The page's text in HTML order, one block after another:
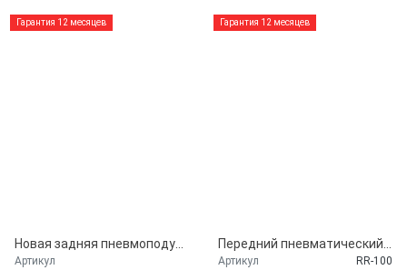
Гарантия 12 месяцев
Артикул
Гарантия 12 месяцев
Артикул
RR-100